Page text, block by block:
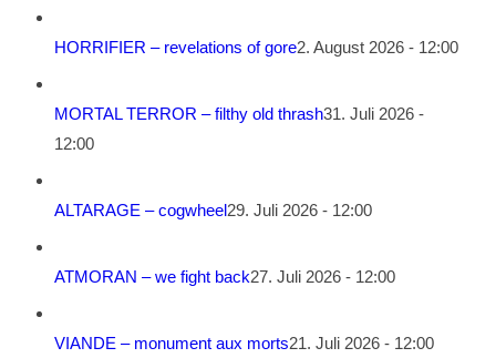
HORRIFIER – revelations of gore2. August 2026 - 12:00
MORTAL TERROR – filthy old thrash31. Juli 2026 -
12:00
ALTARAGE – cogwheel29. Juli 2026 - 12:00
ATMORAN – we fight back27. Juli 2026 - 12:00
VIANDE – monument aux morts21. Juli 2026 - 12:00